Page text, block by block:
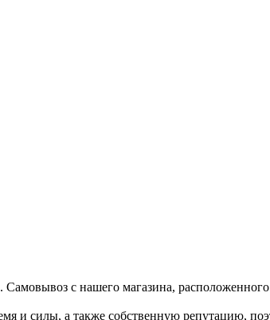
с нашего магазина, расположенного
и силы, а также собственную репутацию,